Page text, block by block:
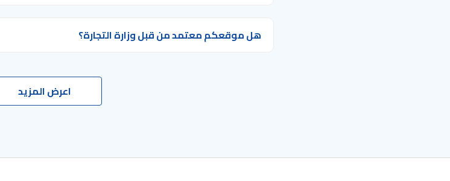
هل موقعكم معتمد من قبل وزارة التجارة؟
اعرض المزيد